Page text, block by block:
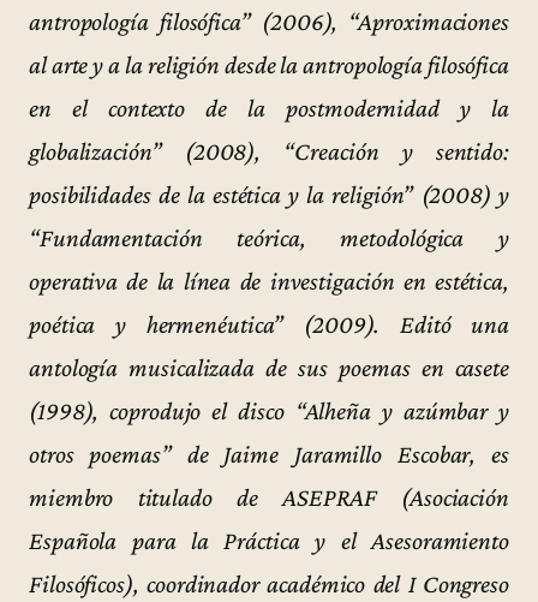
antropología filosófica” (2006), “Aproximaciones
al arte y a la religión desde la antropología filosófica
en el contexto de la postmodernidad y la
globalización” (2008), “Creación y sentido:
posibilidades de la estética y la religión” (2008) y
“Fundamentación teórica, metodológica y
operativa de la línea de investigación en estética,
poética y hermenéutica” (2009). Editó una
antología musicalizada de sus poemas en casete
(1998), coprodujo el disco “Alheña y azúmbar y
otros poemas” de Jaime Jaramillo Escobar, es
miembro titulado de ASEPRAF (Asociación
Española para la Práctica y el Asesoramiento
Filosóficos), coordinador académico del I Congreso